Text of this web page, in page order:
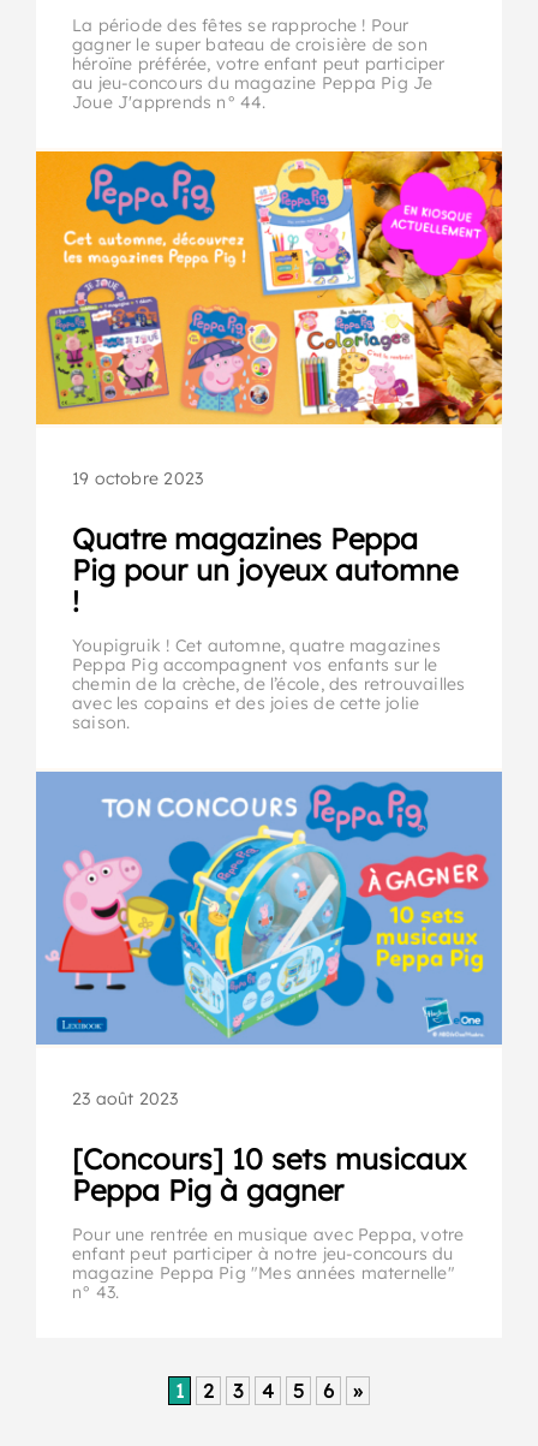
La période des fêtes se rapproche ! Pour
gagner le super bateau de croisière de son
héroïne préférée, votre enfant peut participer
au jeu-concours du magazine Peppa Pig Je
Joue J'apprends n° 44.
19 octobre 2023
Quatre magazines Peppa
Pig pour un joyeux automne
!
Youpigruik ! Cet automne, quatre magazines
Peppa Pig accompagnent vos enfants sur le
chemin de la crèche, de l’école, des retrouvailles
avec les copains et des joies de cette jolie
saison.
23 août 2023
[Concours] 10 sets musicaux
Peppa Pig à gagner
Pour une rentrée en musique avec Peppa, votre
enfant peut participer à notre jeu-concours du
magazine Peppa Pig "Mes années maternelle"
n° 43.
1 2 3 4 5 6 »